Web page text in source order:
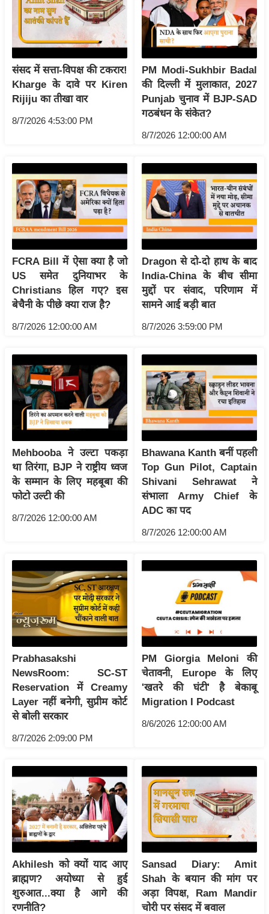
e
w
s
ला
इ
फ
ल
टे
क्नॉ
लॉ
जी
ब्यू
टी
/
फै
श
न
लू
नु
स्खे
र्य
ट
न
स्थ
फि
स
मं
रि
ले
श
न
शि
प
रा
ज
ति
श्ले
ष
ण
म
सा
म
संसद में सत्ता-विपक्ष की टकरार!
Kharge के दावे पर Kiren
Rijiju का तीखा वार
8/7/2026 4:53:00 PM
PM Modi-Sukhbir Badal
की दिल्ली में मुलाकात, 2027
Punjab चुनाव में BJP-SAD
गठबंधन के संकेत?
8/7/2026 12:00:00 AM
FCRA Bill में ऐसा क्या है जो
US समेत दुनियाभर के
Christians हिल गए? इस
बेचैनी के पीछे क्या राज है?
8/7/2026 12:00:00 AM
Dragon से दो-दो हाथ के बाद
India-China के बीच सीमा
मुद्दों पर संवाद, परिणाम में
सामने आई बड़ी बात
8/7/2026 3:59:00 PM
Mehbooba ने उल्टा पकड़ा
था तिरंगा, BJP ने राष्ट्रीय ध्वज
के सम्मान के लिए महबूबा की
फोटो उल्टी की
8/7/2026 12:00:00 AM
Bhawana Kanth बनीं पहली
Top Gun Pilot, Captain
Shivani Sehrawat ने
संभाला Army Chief के
ADC का पद
8/7/2026 12:00:00 AM
Prabhasakshi
NewsRoom: SC-ST
Reservation में Creamy
Layer नहीं बनेगी, सुप्रीम कोर्ट
से बोली सरकार
8/7/2026 2:09:00 PM
PM Giorgia Meloni की
चेतावनी, Europe के लिए
'खतरे की घंटी' है बेकाबू
Migration I Podcast
8/6/2026 12:00:00 AM
Akhilesh को क्यों याद आए
ब्राह्मण? अयोध्या से हुई
शुरुआत...क्या है आगे की
रणनीति?
Sansad Diary: Amit
Shah के बयान की मांग पर
अड़ा विपक्ष, Ram Mandir
चोरी पर संसद में बवाल